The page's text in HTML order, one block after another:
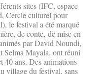
sites (IFC, espace
Cercle culturel pour
le festival a été marqué
de conte, de mise en
par David Noundi,
Selma Mayala, ont réuni
40 ans. Des animations
village du festival, sans